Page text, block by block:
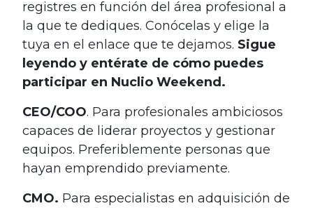
registres en función del área profesional a
la que te dediques. Conócelas y elige la
tuya en el enlace que te dejamos. Sigue
leyendo y entérate de cómo puedes
participar en Nuclio Weekend.
CEO/COO. Para profesionales ambiciosos
capaces de liderar proyectos y gestionar
equipos. Preferiblemente personas que
hayan emprendido previamente.
CMO. Para especialistas en adquisición de